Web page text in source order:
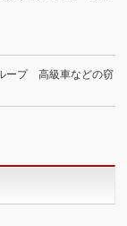
ープ 高級車などの窃